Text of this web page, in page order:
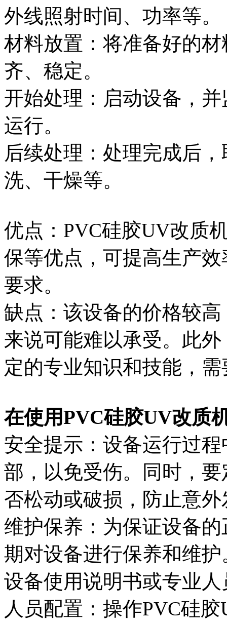
外线照射时间、功率等。
材料放置：将准备好的
齐、稳定。
开始处理：启动设备，
运行。
后续处理：处理完成后
洗、干燥等。
优点：PVC硅胶UV改质
保等优点，可提高生产
要求。
缺点：该设备的价格较
来说可能难以承受。此
定的专业知识和技能，
在使用PVC硅胶UV改质
安全提示：设备运行过
部，以免受伤。同时，
否松动或破损，防止意外
维护保养：为保证设备
期对设备进行保养和维
设备使用说明书或专业
人员配置：操作PVC硅